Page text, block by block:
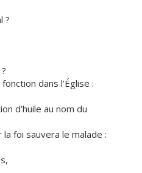
?
dans l’Église :
d’huile au nom du
foi sauvera le malade :